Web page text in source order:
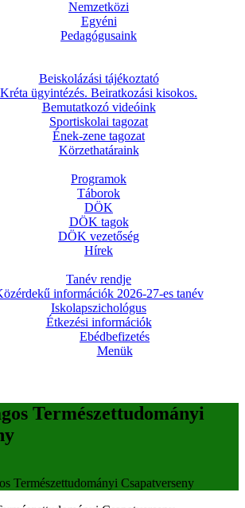
Nemzetközi
Egyéni
Pedagógusaink
Beiskolázási tájékoztató
Kréta ügyintézés. Beiratkozási kisokos.
Bemutatkozó videóink
Sportiskolai tagozat
Ének-zene tagozat
Körzethatáraink
Programok
Táborok
DÖK
DÖK tagok
DÖK vezetőség
Hírek
Tanév rendje
információk 2026-27-es tanév
Iskolapszichológus
Étkezési információk
Ebédbefizetés
Menük
Természettudományi
Természettudományi Csapatverseny